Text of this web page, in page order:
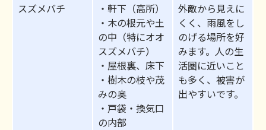
スズメバチ
・軒下（高所）
・木の根元や土
の中（特にオオ
スズメバチ）
・屋根裏、床下
・樹木の枝や茂
みの奥
・戸袋・換気口
の内部
外敵から見えに
くく、雨風をし
のげる場所を好
みます。人の生
活圏に近いこと
も多く、被害が
出やすいです。